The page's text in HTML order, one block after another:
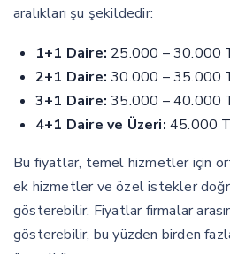
aralıkları şu şekildedir:
1+1 Daire: 25.000 – 30.000
2+1 Daire: 30.000 – 35.000
3+1 Daire: 35.000 – 40.000
4+1 Daire ve Üzeri: 45.000
Bu fiyatlar, temel hizmetler için
ek hizmetler ve özel istekler
gösterebilir. Fiyatlar firmalar
gösterebilir, bu yüzden birden